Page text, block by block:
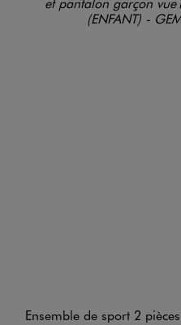
Ensemble de sport 2 pièces veste zippée